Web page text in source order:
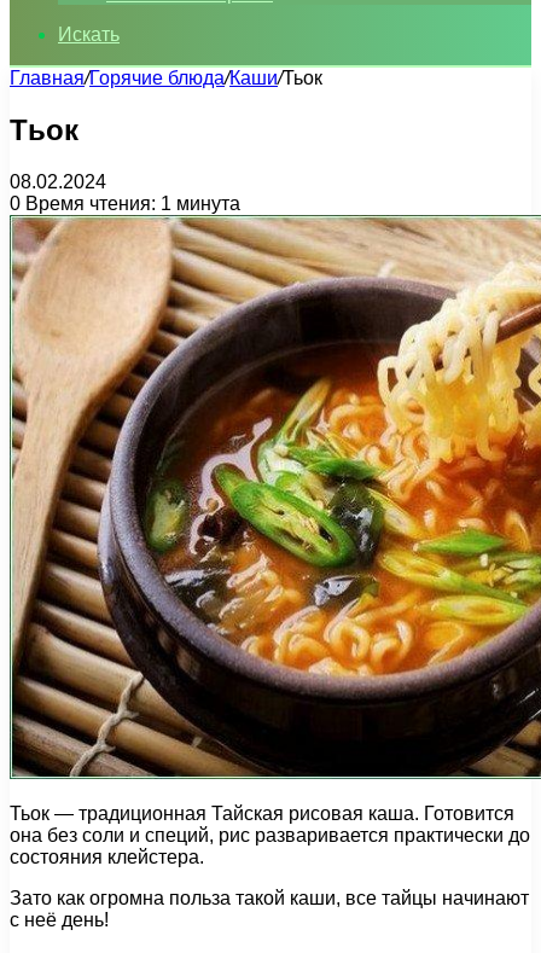
Искать
Главная/Горячие блюда/Каши/Тьок
Тьок
08.02.2024
0 Время чтения: 1 минута
Тьок — традиционная Тайская рисовая каша. Готовится
она без соли и специй, рис разваривается практически до
состояния клейстера.
Зато как огромна польза такой каши, все тайцы начинают
с неё день!